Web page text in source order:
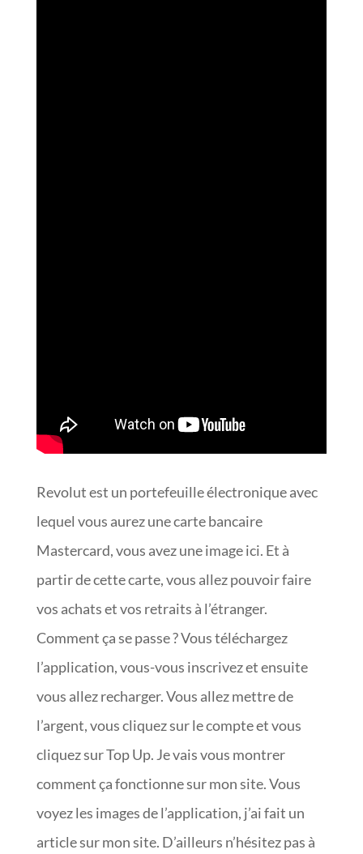
Revolut est un portefeuille électronique avec
lequel vous aurez une carte bancaire
Mastercard, vous avez une image ici. Et à
partir de cette carte, vous allez pouvoir faire
vos achats et vos retraits à l’étranger.
Comment ça se passe ? Vous téléchargez
l’application, vous-vous inscrivez et ensuite
vous allez recharger. Vous allez mettre de
l’argent, vous cliquez sur le compte et vous
cliquez sur Top Up. Je vais vous montrer
comment ça fonctionne sur mon site. Vous
voyez les images de l’application, j’ai fait un
article sur mon site. D’ailleurs n’hésitez pas à